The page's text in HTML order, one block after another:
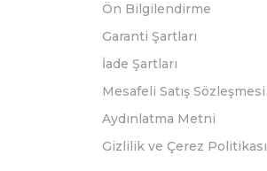
Ön Bilgilendirme
Garanti Şartları
İade Şartları
Mesafeli Satış Sözleşmesi
Aydınlatma Metni
Gizlilik ve Çerez Politikası